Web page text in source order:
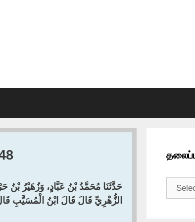
حَدَّثَنَا مُحَمَّدُ بْنُ عَبَّادٍ، وَزُهَيْرُ بْنُ
الزُّهْرِيِّ قَالَ قَالَ ابْنُ الْمُسَيَّبِ